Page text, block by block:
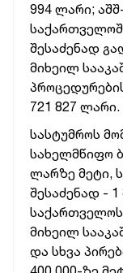
994 ლარი;
შესაძენად
მიხეილ
721 827 ლარი.
სასტუმროს
სახელმწიფო
ლარზე მეტი,
შესაძენად -
მიხეილ
და სხვა